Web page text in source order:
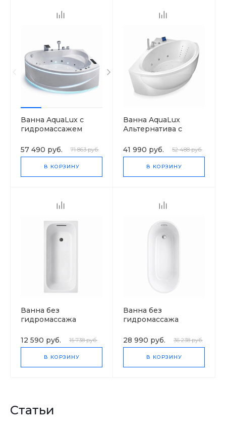
Ванна AquaLux с
гидромассажем
57 490 руб. 71 863 руб.
В КОРЗИНУ
Ванна AquaLux
Альтернатива с
41 990 руб.
52 488 руб.
В КОРЗИНУ
Ванна без
гидромассажа
Ностальжи
12 590 руб. 15 738 руб.
В КОРЗИНУ
Ванна без
гидромассажа
28 990 руб.
36 238 руб.
В КОРЗИНУ
Статьи